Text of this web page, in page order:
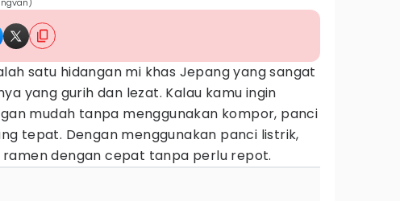
satu hidangan mi khas Jepang yang sangat
yang gurih dan lezat. Kalau kamu ingin
mudah tanpa menggunakan kompor, panci
tepat. Dengan menggunakan panci listrik,
dengan cepat tanpa perlu repot.